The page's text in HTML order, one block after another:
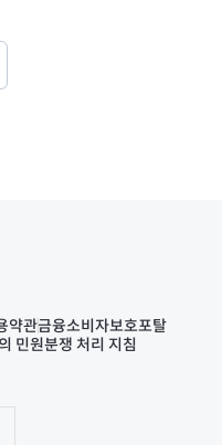
약관금융소비자보호포탈
민원분쟁 처리 지침